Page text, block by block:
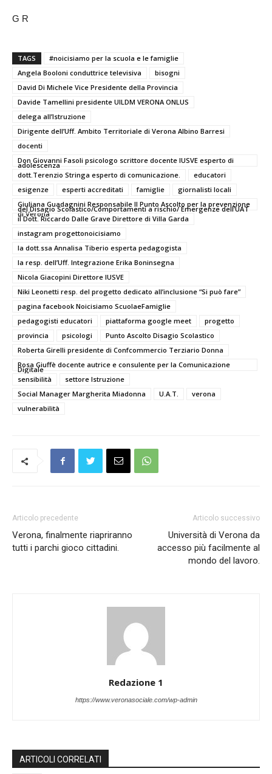
G R
TAGS
#noicisiamo per la scuola e le famiglie
Angela Booloni conduttrice televisiva
bisogni
David Di Michele Vice Presidente della Provincia
Davide Tamellini presidente UILDM VERONA ONLUS
delega all’Istruzione
Dirigente dell’Uff. Ambito Territoriale di Verona Albino Barresi
docenti
Don Giovanni Fasoli psicologo scrittore docente IUSVE esperto di
adolescenza
dott.Terenzio Stringa esperto di comunicazione.
educatori
esigenze
esperti accreditati famiglie
giornalisti locali
Giuliana Guadagnini Responsabile Il Punto Ascolto per la prevenzione
del Disagio Scolastico/Comportamenti a rischio/ Emergenze dell’UAT
di Verona
il Dott. Riccardo Dalle Grave Direttore di Villa Garda
instagram progettonoicisiamo
la dott.ssa Annalisa Tiberio esperta pedagogista
la resp. dell’Uff. Integrazione Erika Boninsegna
Nicola Giacopini Direttore IUSVE
Niki Leonetti resp. del progetto dedicato all’inclusione “Si può fare”
pagina facebook Noicisiamo ScuolaeFamiglie
pedagogisti educatori
piattaforma google meet
progetto
provincia
psicologi
Punto Ascolto Disagio Scolastico
Roberta Girelli presidente di Confcommercio Terziario Donna
Rosa Giuffè docente autrice e consulente per la Comunicazione
Digitale
sensibilità
settore Istruzione
Social Manager Margherita Miadonna
U.A.T.
verona
vulnerabilità
Articolo precedente
Verona, finalmente riapriranno
tutti i parchi gioco cittadini.
Articolo successivo
Università di Verona da
accesso più facilmente al
mondo del lavoro.
Redazione 1
https://www.veronasociale.com/wp-admin
ARTICOLI CORRELATI